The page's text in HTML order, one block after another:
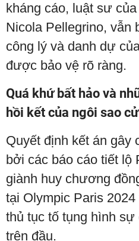
kháng cáo, luật sư
Nicola Pellegrino, vẫn
công lý và danh dự
được bảo vệ rõ ràng.
Quá khứ bất hảo và
hồi kết của ngôi sao
Quyết định kết án gây
bởi các báo cáo tiết lộ
giành huy chương
tại Olympic Paris
thủ tục tố tụng hình
trên đầu.